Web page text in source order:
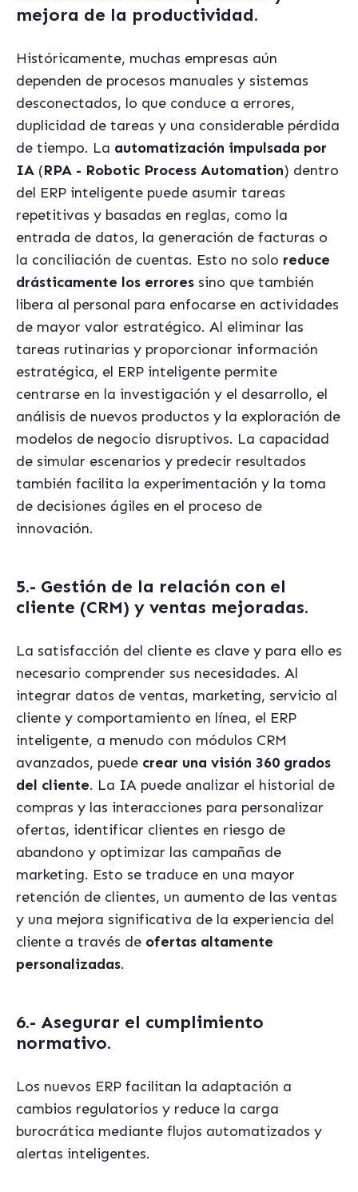
mejora de la productividad.
Históricamente, muchas empresas aún
dependen de procesos manuales y sistemas
desconectados, lo que conduce a errores,
duplicidad de tareas y una considerable pérdida
de tiempo. La automatización impulsada por
IA (RPA - Robotic Process Automation) dentro
del ERP inteligente puede asumir tareas
repetitivas y basadas en reglas, como la
entrada de datos, la generación de facturas o
la conciliación de cuentas. Esto no solo reduce
drásticamente los errores sino que también
libera al personal para enfocarse en actividades
de mayor valor estratégico. Al eliminar las
tareas rutinarias y proporcionar información
estratégica, el ERP inteligente permite
centrarse en la investigación y el desarrollo, el
análisis de nuevos productos y la exploración de
modelos de negocio disruptivos. La capacidad
de simular escenarios y predecir resultados
también facilita la experimentación y la toma
de decisiones ágiles en el proceso de
innovación.
5.- Gestión de la relación con el
cliente (CRM) y ventas mejoradas.
La satisfacción del cliente es clave y para ello es
necesario comprender sus necesidades. Al
integrar datos de ventas, marketing, servicio al
cliente y comportamiento en línea, el ERP
inteligente, a menudo con módulos CRM
avanzados, puede crear una visión 360 grados
del cliente. La IA puede analizar el historial de
compras y las interacciones para personalizar
ofertas, identificar clientes en riesgo de
abandono y optimizar las campañas de
marketing. Esto se traduce en una mayor
retención de clientes, un aumento de las ventas
y una mejora significativa de la experiencia del
cliente a través de ofertas altamente
personalizadas.
6.- Asegurar el cumplimiento
normativo.
Los nuevos ERP facilitan la adaptación a
cambios regulatorios y reduce la carga
burocrática mediante flujos automatizados y
alertas inteligentes.